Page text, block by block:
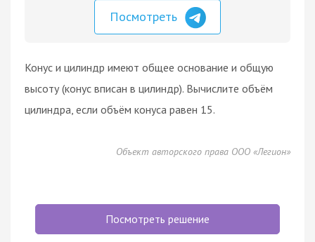
Посмотреть
Конус и цилиндр имеют общее основание и общую
высоту (конус вписан в цилиндр). Вычислите объём
цилиндра, если объём конуса равен 15.
Объект авторского права ООО «Легион»
Посмотреть решение